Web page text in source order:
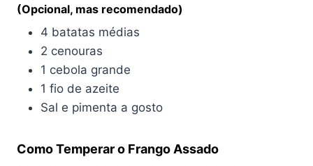
(Opcional, mas recomendado)
4 batatas médias
2 cenouras
1 cebola grande
1 fio de azeite
Sal e pimenta a gosto
Como Temperar o Frango Assado